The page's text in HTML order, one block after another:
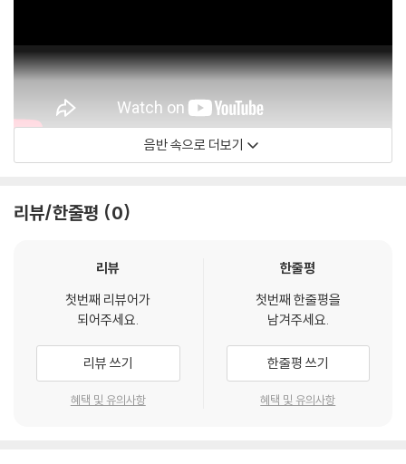
음반 속으로 더보기
리뷰/한줄평 0
리뷰
첫번째 리뷰어가
되어주세요.
리뷰 쓰기
혜택 및 유의사항
한줄평
첫번째 한줄평을
남겨주세요.
한줄평 쓰기
혜택 및 유의사항